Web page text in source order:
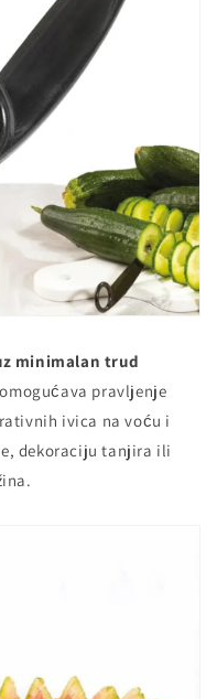
minimalan trud
pravljenje
ivica na voću i
dekoraciju tanjira ili